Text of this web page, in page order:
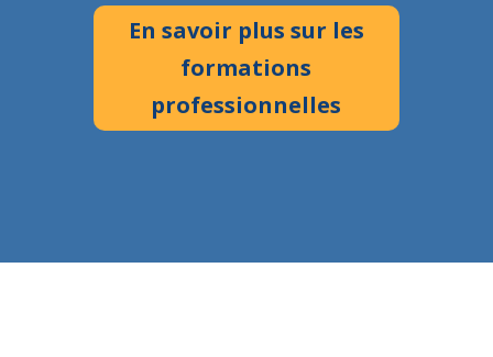
En savoir plus sur les
formations
professionnelles